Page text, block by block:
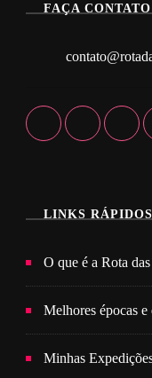
FAÇA CONTATO
LINKS RÁPIDOS
O que é a Rota
Melhores épocas
Minhas